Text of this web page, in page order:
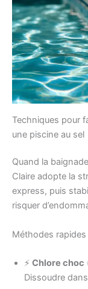
Techniques pour
une piscine au sel
Quand la
Claire adopte la
express, puis
risquer
Méthodes
⚡ Chlore choc
Dissoudre